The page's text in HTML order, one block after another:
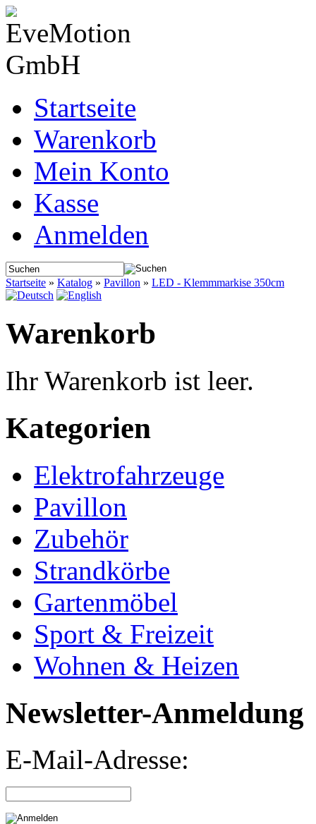
Startseite
Warenkorb
Mein Konto
Kasse
Anmelden
Startseite » Katalog » Pavillon » LED - Klemmmarkise 350cm
Warenkorb
Ihr Warenkorb ist leer.
Kategorien
Elektrofahrzeuge
Pavillon
Zubehör
Strandkörbe
Gartenmöbel
Sport & Freizeit
Wohnen & Heizen
Newsletter-Anmeldung
E-Mail-Adresse: